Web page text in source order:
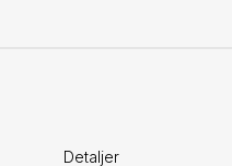
Detaljer